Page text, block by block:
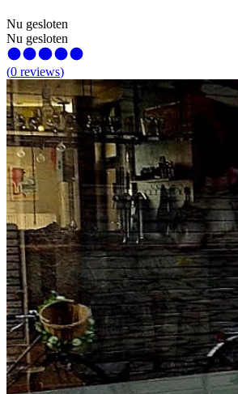
Nu gesloten
Nu gesloten
(0 reviews)